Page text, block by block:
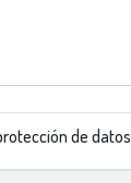
de datos